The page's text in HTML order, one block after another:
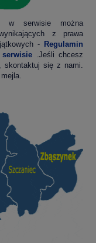
w serwisie można
z prawa
- Regulamin
.Jeśli chcesz
skontaktuj się z nami.